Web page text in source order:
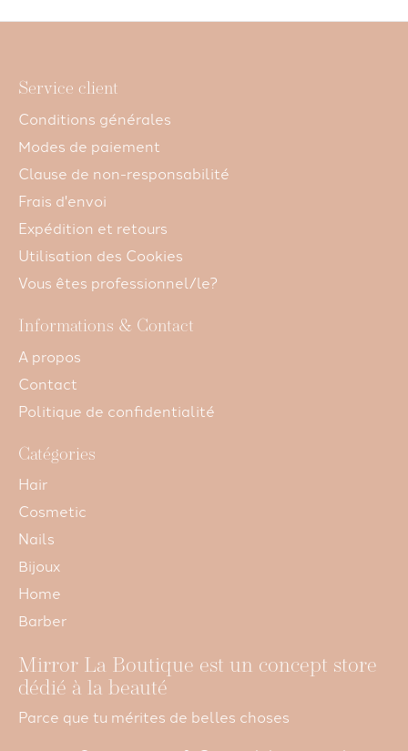
Service client
Conditions générales
Modes de paiement
Clause de non-responsabilité
Frais d'envoi
Expédition et retours
Utilisation des Cookies
Vous êtes professionnel/le?
Informations & Contact
A propos
Contact
Politique de confidentialité
Catégories
Hair
Cosmetic
Nails
Bijoux
Home
Barber
Mirror La Boutique est un concept store
dédié à la beauté
Parce que tu mérites de belles choses